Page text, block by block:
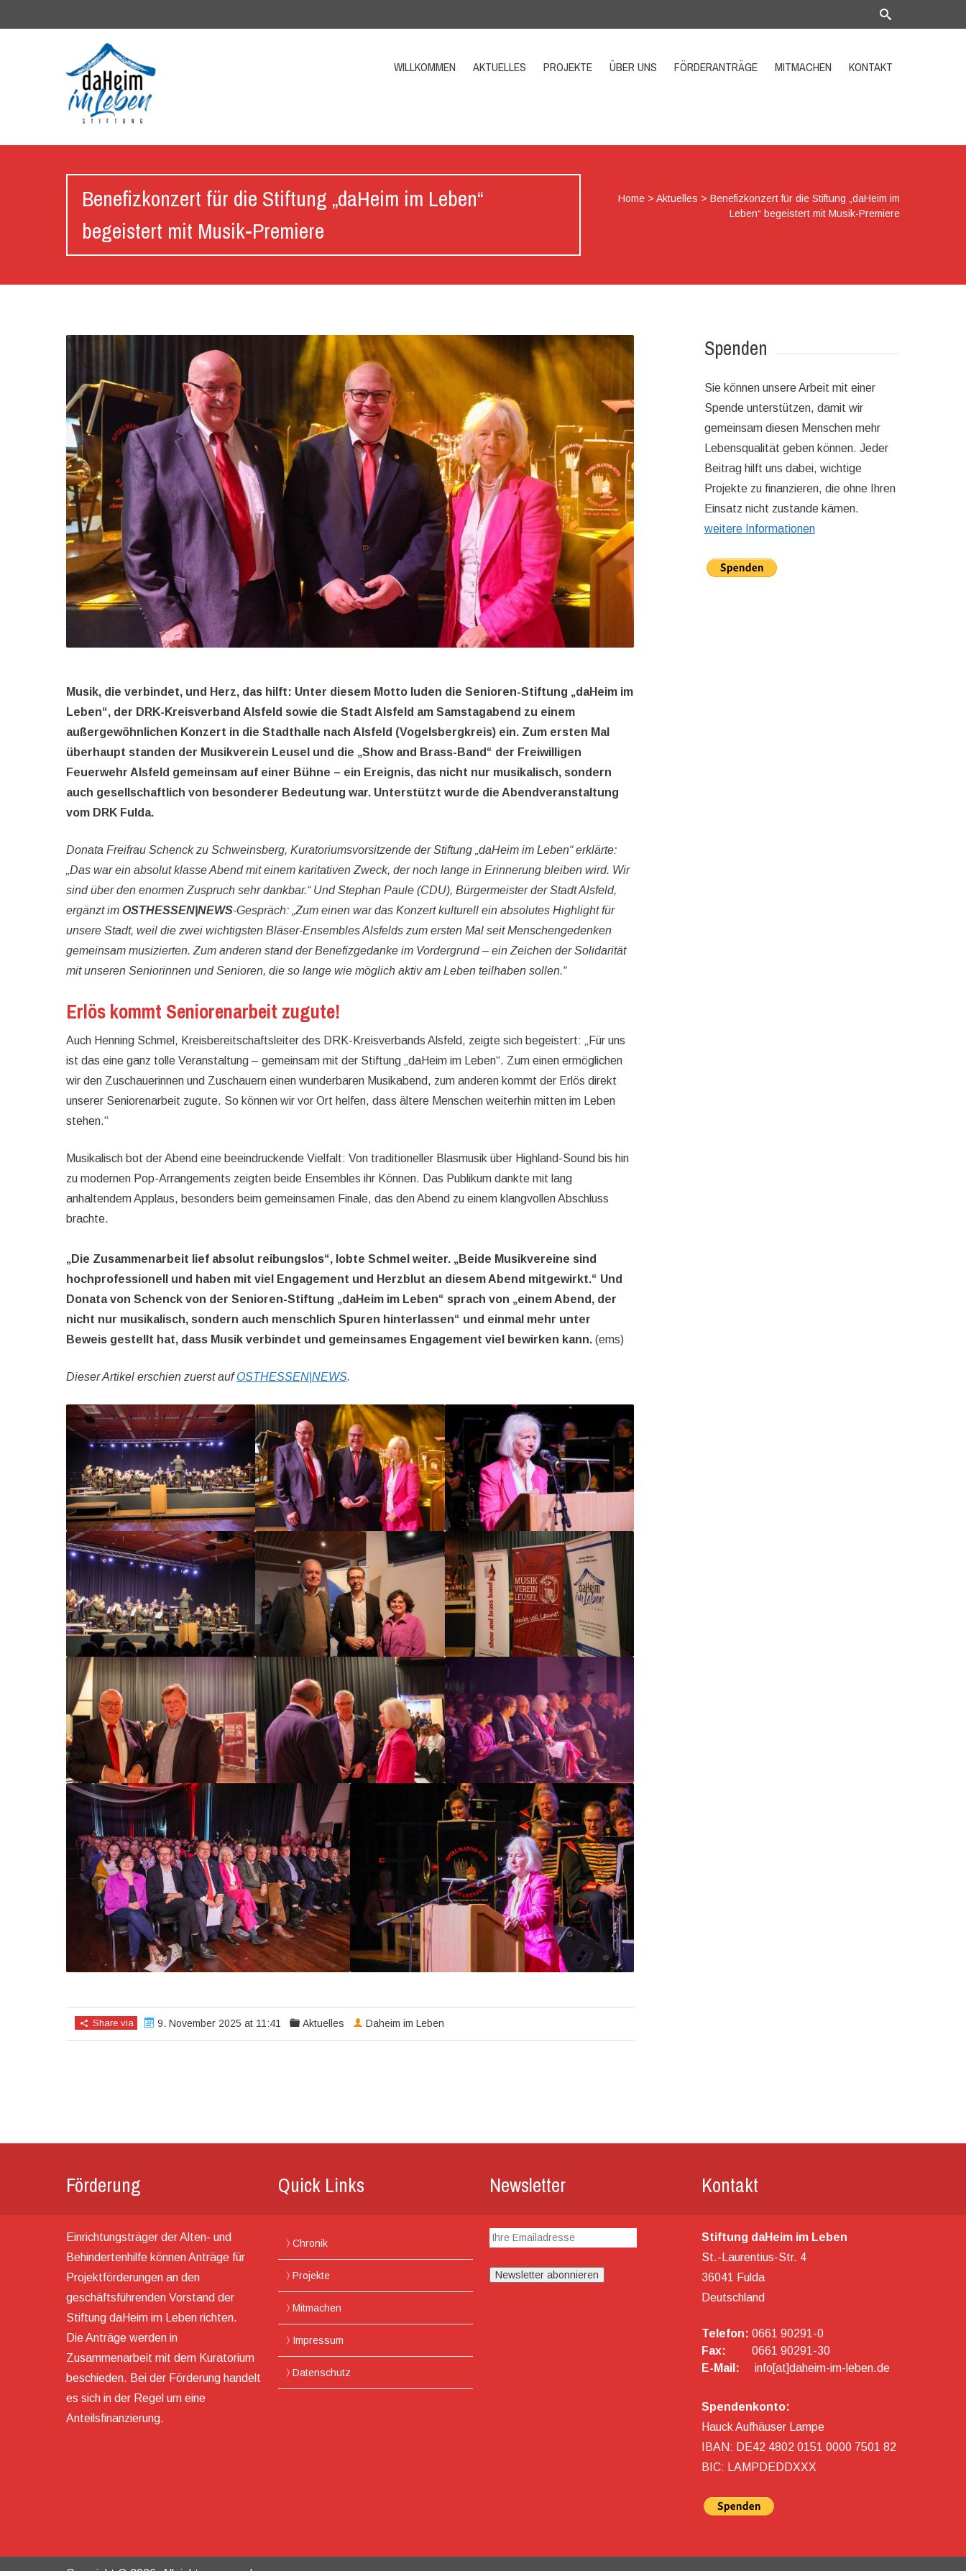
WILLKOMMEN AKTUELLES PROJEKTE ÜBER UNS FÖRDERANTRÄGE MITMACHEN KONTAKT
Benefizkonzert für die Stiftung „daHeim im Leben“
begeistert mit Musik-Premiere
Home >Aktuelles >Benefizkonzert für die Stiftung „daHeim im
Leben“ begeistert mit Musik-Premiere
Musik, die verbindet, und Herz, das hilft: Unter diesem Motto luden die Senioren-Stiftung „daHeim im
Leben“, der DRK-Kreisverband Alsfeld sowie die Stadt Alsfeld am Samstagabend zu einem
außergewöhnlichen Konzert in die Stadthalle nach Alsfeld (Vogelsbergkreis) ein. Zum ersten Mal
überhaupt standen der Musikverein Leusel und die „Show and Brass-Band“ der Freiwilligen
Feuerwehr Alsfeld gemeinsam auf einer Bühne – ein Ereignis, das nicht nur musikalisch, sondern
auch gesellschaftlich von besonderer Bedeutung war. Unterstützt wurde die Abendveranstaltung
vom DRK Fulda.
Donata Freifrau Schenck zu Schweinsberg, Kuratoriumsvorsitzende der Stiftung „daHeim im Leben“ erklärte:
„Das war ein absolut klasse Abend mit einem karitativen Zweck, der noch lange in Erinnerung bleiben wird. Wir
sind über den enormen Zuspruch sehr dankbar.“ Und Stephan Paule (CDU), Bürgermeister der Stadt Alsfeld,
ergänzt im OSTHESSEN|NEWS-Gespräch: „Zum einen war das Konzert kulturell ein absolutes Highlight für
unsere Stadt, weil die zwei wichtigsten Bläser-Ensembles Alsfelds zum ersten Mal seit Menschengedenken
gemeinsam musizierten. Zum anderen stand der Benefizgedanke im Vordergrund – ein Zeichen der Solidarität
mit unseren Seniorinnen und Senioren, die so lange wie möglich aktiv am Leben teilhaben sollen.“
Erlös kommt Seniorenarbeit zugute!
Auch Henning Schmel, Kreisbereitschaftsleiter des DRK-Kreisverbands Alsfeld, zeigte sich begeistert: „Für uns
ist das eine ganz tolle Veranstaltung – gemeinsam mit der Stiftung „daHeim im Leben“. Zum einen ermöglichen
wir den Zuschauerinnen und Zuschauern einen wunderbaren Musikabend, zum anderen kommt der Erlös direkt
unserer Seniorenarbeit zugute. So können wir vor Ort helfen, dass ältere Menschen weiterhin mitten im Leben
stehen.“
Musikalisch bot der Abend eine beeindruckende Vielfalt: Von traditioneller Blasmusik über Highland-Sound bis hin
zu modernen Pop-Arrangements zeigten beide Ensembles ihr Können. Das Publikum dankte mit lang
anhaltendem Applaus, besonders beim gemeinsamen Finale, das den Abend zu einem klangvollen Abschluss
brachte.
„Die Zusammenarbeit lief absolut reibungslos“, lobte Schmel weiter. „Beide Musikvereine sind
hochprofessionell und haben mit viel Engagement und Herzblut an diesem Abend mitgewirkt.“ Und
Donata von Schenck von der Senioren-Stiftung „daHeim im Leben“ sprach von „einem Abend, der
nicht nur musikalisch, sondern auch menschlich Spuren hinterlassen“ und einmal mehr unter
Beweis gestellt hat, dass Musik verbindet und gemeinsames Engagement viel bewirken kann.(ems)
Dieser Artikel erschien zuerst aufOSTHESSEN|NEWS.
Share via 9. November 2025 at 11:41 Aktuelles Daheim im Leben
Spenden
Sie können unsere Arbeit mit einer
Spende unterstützen, damit wir
gemeinsam diesen Menschen mehr
Lebensqualität geben können. Jeder
Beitrag hilft uns dabei, wichtige
Projekte zu finanzieren, die ohne Ihren
Einsatz nicht zustande kämen.
weitere Informationen
Förderung
Einrichtungsträger der Alten- und
Behindertenhilfe können Anträge für
Projektförderungen an den
geschäftsführenden Vorstand der
Stiftung daHeim im Leben richten.
Die Anträge werden in
Zusammenarbeit mit dem Kuratorium
beschieden. Bei der Förderung handelt
es sich in der Regel um eine
Anteilsfinanzierung.
Quick Links
Chronik
Projekte
Mitmachen
Impressum
Datenschutz
Newsletter Kontakt
Stiftung daHeim im Leben
St.-Laurentius-Str. 4
36041 Fulda
Deutschland
Telefon: 0661 90291-0
Fax:
0661 90291-30
E-Mail:
info[at]daheim-im-leben.de
Spendenkonto:
Hauck Aufhäuser Lampe
IBAN: DE42 4802 0151 0000 7501 82
BIC: LAMPDEDDXXX